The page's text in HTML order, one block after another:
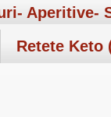
Aperitive-
Retete Keto